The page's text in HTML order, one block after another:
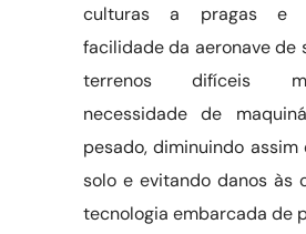
culturas a pragas e
facilidade da aeronave de
terrenos difíceis
necessidade de
pesado, diminuindo
solo e evitando danos às
tecnologia embarcada de